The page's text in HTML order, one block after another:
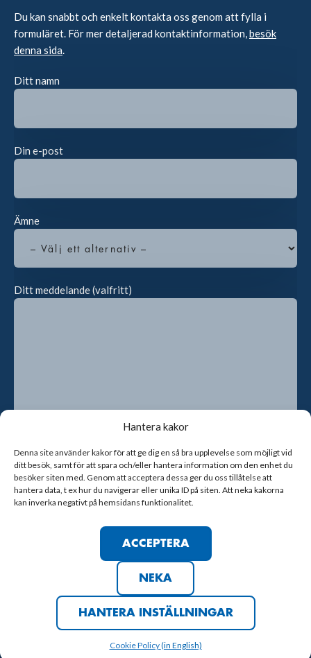
Hantera kakor
Denna site använder kakor för att ge dig en så bra upplevelse som möjligt vid
ditt besök, samt för att spara och/eller hantera information om den enhet du
besöker siten med. Genom att acceptera dessa ger du oss tillåtelse att
hantera data, t ex hur du navigerar eller unika ID på siten. Att neka kakorna
kan inverka negativt på hemsidans funktionalitet.
ACCEPTERA
NEKA
HANTERA INSTÄLLNINGAR
Cookie Policy
Du kan snabbt och enkelt kontakta oss genom att fylla i
formuläret. För mer detaljerad kontaktinformation, besök
denna sida
Ditt namn
Din e-post
Ämne
Ditt meddelande (valfritt)
Genom att kryssa i rutan godkänner du att vi sparar dina
kontaktuppgifter
COPYRIGHT © 2023 TRELLEBORGS FF